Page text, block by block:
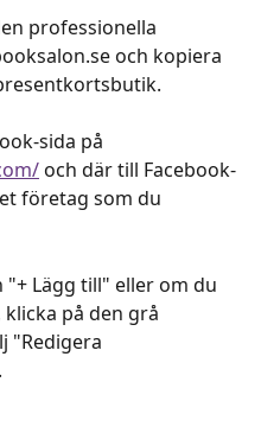
professionella
och kopiera
sida på
och där till Facebook-
företag som du
"+ Lägg till" eller om du
på den grå
"Redigera